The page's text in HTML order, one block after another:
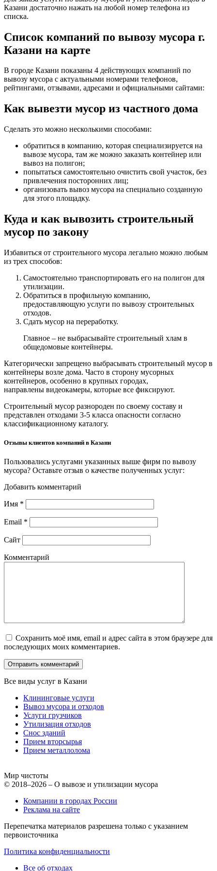
Казани достаточно нажать на любой номер телефона из
списка.
Список компаний по вывозу мусора г.
Казани на карте
В городе Казани показаны 4 действующих компаний по
вывозу мусора с актуальными номерами телефонов,
рейтингами, отзывами, адресами и официальными сайтами:
Как вывезти мусор из частного дома
Сделать это можно несколькими способами:
обратиться в компанию, которая специализируется на
вывозе мусора, там же можно заказать контейнер или
вывоз на полигон;
попытаться самостоятельно очистить свой участок, без
привлечения посторонних лиц;
организовать вывоз мусора на специально созданную
для этого площадку.
Куда и как вывозить строительный
мусор по закону
Избавиться от строительного мусора легально можно любым
из трех способов:
Самостоятельно транспортировать его на полигон для
утилизации.
Обратиться в профильную компанию,
предоставляющую услуги по вывозу строительных
отходов.
Сдать мусор на переработку.
Главное – не выбрасывайте строительный хлам в
общедомовые контейнеры.
Категорически запрещено выбрасывать строительный мусор в
контейнеры возле дома. Часто в сторону мусорных
контейнеров, особенно в крупных городах,
направлены видеокамеры, которые все фиксируют.
Строительный мусор разнороден по своему составу и
представлен отходами 3-5 класса опасности согласно
классификационному каталогу.
Отзывы клиентов компаний в Казани
Пользовались услугами указанных выше фирм по вывозу
мусора? Оставьте отзыв о качестве полученных услуг:
Добавить комментарий
Имя *
Email *
Сайт
Комментарий
Сохранить моё имя, email и адрес сайта в этом браузере для
последующих моих комментариев.
Все виды услуг в Казани
Клининговые услуги
Вывоз мусора и отходов
Услуги грузчиков
Утилизация отходов
Снос зданий
Прием вторсырья
Прием металлолома
Мир чистоты
© 2018–2026 – О вывозе и утилизации мусора
Компании в городах России
Реклама на сайте
Перепечатка материалов разрешена только с указанием
первоисточника
Политика конфиденциальности
Все об отходах